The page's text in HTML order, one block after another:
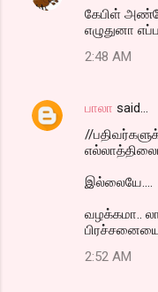
கேபிள்
எழுதுனா
2:48 AM
பாலா said…
//
இல்லையே....
வழக்கமா..
2:52 AM